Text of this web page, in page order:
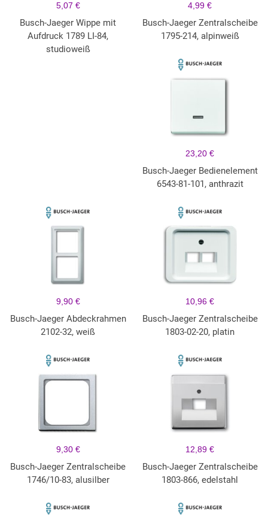
5,07 €
Busch-Jaeger Wippe mit
Aufdruck 1789 LI-84,
studioweiß
4,99 €
Busch-Jaeger Zentralscheibe
1795-214, alpinweiß
23,20 €
Busch-Jaeger Bedienelement
6543-81-101, anthrazit
9,90 €
Busch-Jaeger Abdeckrahmen
2102-32, weiß
10,96 €
Busch-Jaeger Zentralscheibe
1803-02-20, platin
9,30 €
Busch-Jaeger Zentralscheibe
1746/10-83, alusilber
12,89 €
Busch-Jaeger Zentralscheibe
1803-866, edelstahl